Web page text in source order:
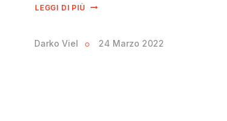
LEGGI DI PIÙ
Darko Viel 24 Marzo 2022